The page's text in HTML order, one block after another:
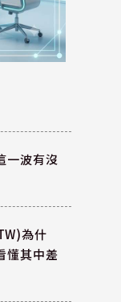
一波有沒
為什
懂其中差